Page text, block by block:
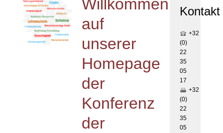
Willkommen
auf
unserer
Homepage
der
Konferenz
der
Kontakt
+32
(0)
22
35
05
17
+32
(0)
22
35
05